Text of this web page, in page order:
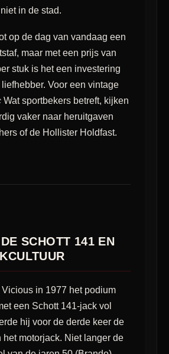
in de stad.
op de dag van vandaag een
maar met een prijs van
stuk is het een investering
Voor een vintage
Wat sportbekers betreft, kijken
vaker naar heruitgaven
of de Hollister Holdfast.
SCHOTT 141 EN
in 1977 het podium
een Schott 141-jack vol
hij voor de derde keer de
het motorjack. Niet langer de